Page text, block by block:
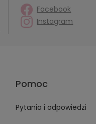
Facebook
Instagram
Pomoc
Pytania i odpowiedzi